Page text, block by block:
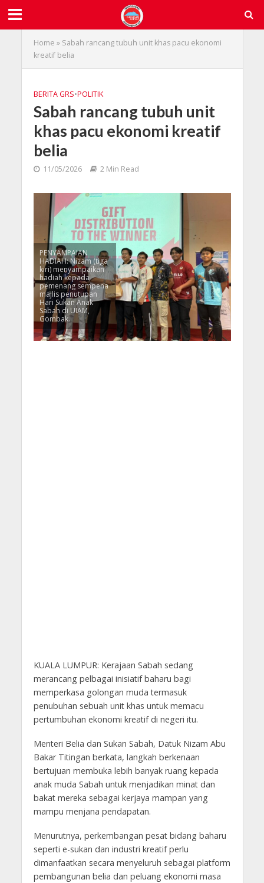
Home » Sabah rancang tubuh unit khas pacu ekonomi
kreatif belia
BERITA GRS•POLITIK
Sabah rancang tubuh unit
khas pacu ekonomi kreatif
belia
11/05/2026 2 Min Read
PENYAMPAIAN
HADIAH: Nizam (tiga
kiri) menyampaikan
hadiah kepada
pemenang sempena
majlis penutupan
Hari Sukan Anak
Sabah di UIAM,
Gombak.
KUALA LUMPUR: Kerajaan Sabah sedang
merancang pelbagai inisiatif baharu bagi
memperkasa golongan muda termasuk
penubuhan sebuah unit khas untuk memacu
pertumbuhan ekonomi kreatif di negeri itu.
Menteri Belia dan Sukan Sabah, Datuk Nizam Abu
Bakar Titingan berkata, langkah berkenaan
bertujuan membuka lebih banyak ruang kepada
anak muda Sabah untuk menjadikan minat dan
bakat mereka sebagai kerjaya mampan yang
mampu menjana pendapatan.
Menurutnya, perkembangan pesat bidang baharu
seperti e-sukan dan industri kreatif perlu
dimanfaatkan secara menyeluruh sebagai platform
pembangunan belia dan peluang ekonomi masa